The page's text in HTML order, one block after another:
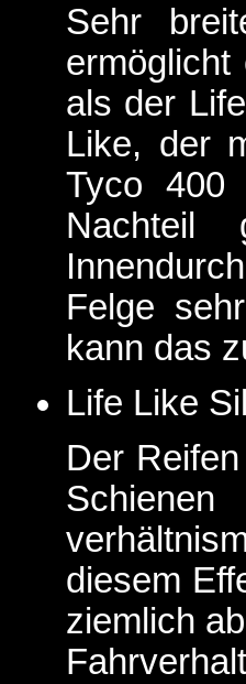
Sehr
ermöglicht
als der
Like, der
Tyco 400
Felge
kann das
Life Like
Der
diesem
ziemlich